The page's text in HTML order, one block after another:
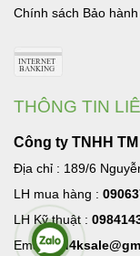
Chính sách Bảo hành
THÔNG TIN
Công ty TNHH
Địa chỉ : 189/6
LH mua hàng :
LH Kỹ thuật :
Email: